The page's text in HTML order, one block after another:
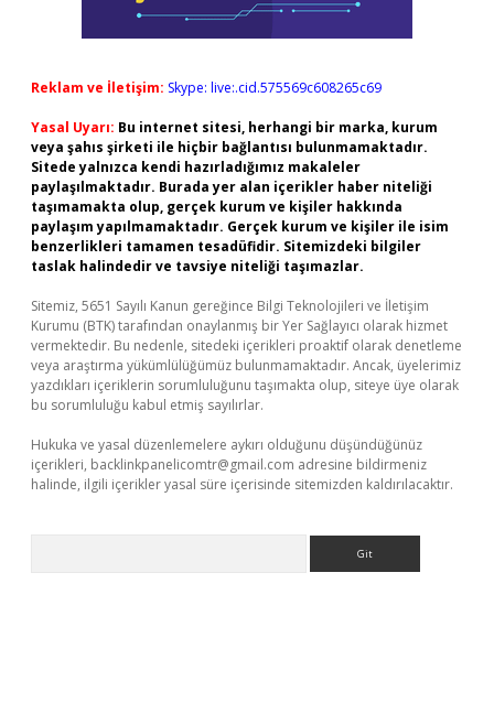
Reklam ve İletişim: Skype: live:.cid.575569c608265c69
Yasal Uyarı: Bu internet sitesi, herhangi bir marka, kurum
veya şahıs şirketi ile hiçbir bağlantısı bulunmamaktadır.
Sitede yalnızca kendi hazırladığımız makaleler
paylaşılmaktadır. Burada yer alan içerikler haber niteliği
taşımamakta olup, gerçek kurum ve kişiler hakkında
paylaşım yapılmamaktadır. Gerçek kurum ve kişiler ile isim
benzerlikleri tamamen tesadüfidir. Sitemizdeki bilgiler
taslak halindedir ve tavsiye niteliği taşımazlar.
Sitemiz, 5651 Sayılı Kanun gereğince Bilgi Teknolojileri ve İletişim
Kurumu (BTK) tarafından onaylanmış bir Yer Sağlayıcı olarak hizmet
vermektedir. Bu nedenle, sitedeki içerikleri proaktif olarak denetleme
veya araştırma yükümlülüğümüz bulunmamaktadır. Ancak, üyelerimiz
yazdıkları içeriklerin sorumluluğunu taşımakta olup, siteye üye olarak
bu sorumluluğu kabul etmiş sayılırlar.
Hukuka ve yasal düzenlemelere aykırı olduğunu düşündüğünüz
içerikleri, backlinkpanelicomtr@gmail.com adresine bildirmeniz
halinde, ilgili içerikler yasal süre içerisinde sitemizden kaldırılacaktır.